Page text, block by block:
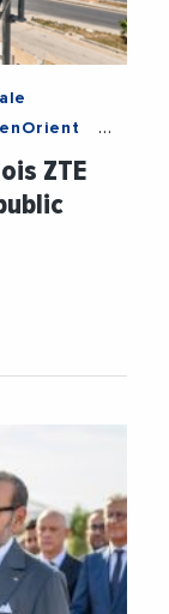
ZTE